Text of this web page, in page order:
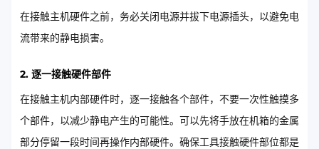
在接触主机硬件之前，务必关闭电源并拔下电源插头，以避免电
流带来的静电损害。
2. 逐一接触硬件部件
在接触主机内部硬件时，逐一接触各个部件，不要一次性触摸多
个部件，以减少静电产生的可能性。可以先将手放在机箱的金属
部分停留一段时间再操作内部硬件。确保工具接触硬件部位都是